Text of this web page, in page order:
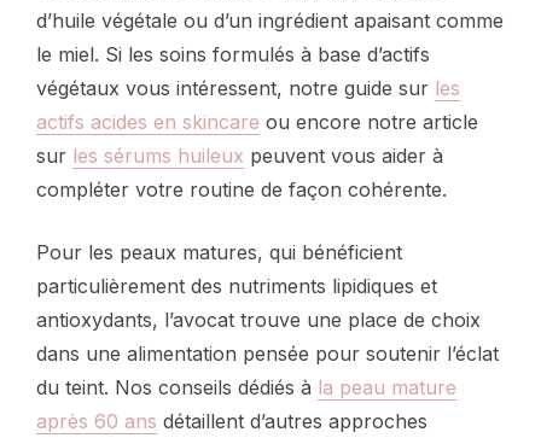
d’huile végétale ou d’un ingrédient apaisant comme
le miel. Si les soins formulés à base d’actifs
végétaux vous intéressent, notre guide sur les
actifs acides en skincare ou encore notre article
sur les sérums huileux peuvent vous aider à
compléter votre routine de façon cohérente.
Pour les peaux matures, qui bénéficient
particulièrement des nutriments lipidiques et
antioxydants, l’avocat trouve une place de choix
dans une alimentation pensée pour soutenir l’éclat
du teint. Nos conseils dédiés à la peau mature
après 60 ans détaillent d’autres approches